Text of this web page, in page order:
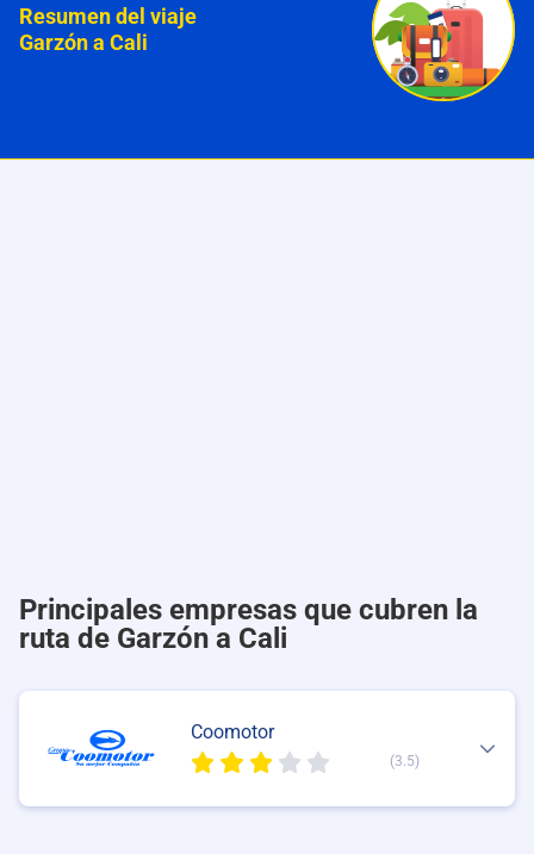
Resumen del viaje
Garzón a Cali
Principales empresas que cubren la
ruta de Garzón a Cali
Coomotor
(3.5)